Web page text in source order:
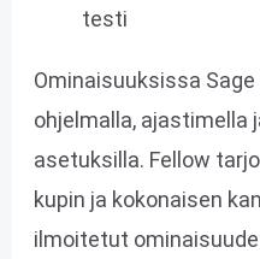
Ominaisuuksissa
ohjelmalla, ajastimella
asetuksilla. Fellow
kupin ja kokonaisen
ilmoitetut